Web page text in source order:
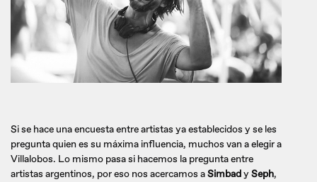
Si se hace una encuesta entre artistas ya establecidos y se les
pregunta quien es su máxima influencia, muchos van a elegir a
Villalobos. Lo mismo pasa si hacemos la pregunta entre
artistas argentinos, por eso nos acercamos aSimbadySeph,